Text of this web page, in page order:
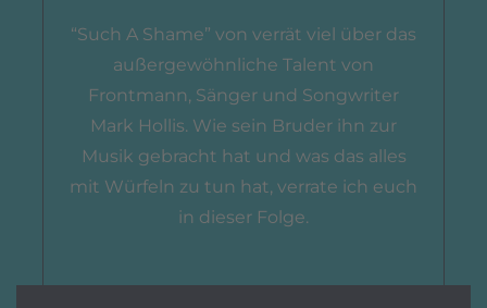
“Such A Shame” von verrät viel über das
außergewöhnliche Talent von
Frontmann, Sänger und Songwriter
Mark Hollis. Wie sein Bruder ihn zur
Musik gebracht hat und was das alles
mit Würfeln zu tun hat, verrate ich euch
in dieser Folge.